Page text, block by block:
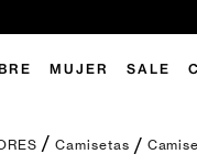
MUJER SALE
Camisetas